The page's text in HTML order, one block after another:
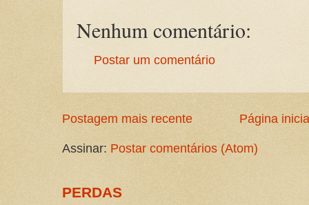
Nenhum comentário:
Postar um comentário
Postagem mais recente Página
Assinar: Postar comentários (Atom)
PERDAS